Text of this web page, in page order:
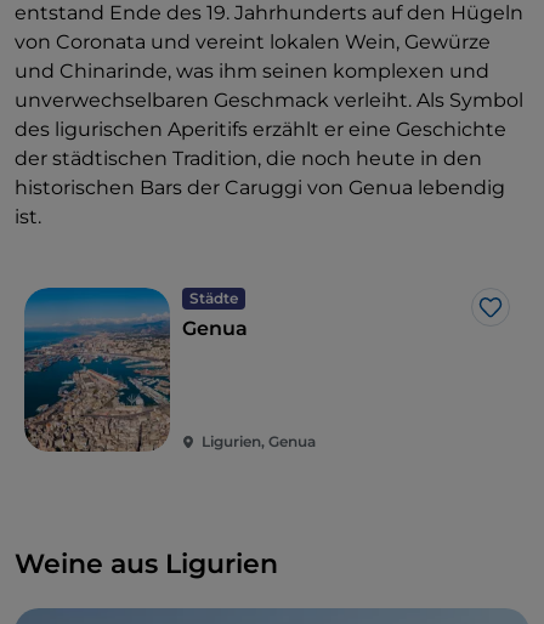
entstand Ende des 19. Jahrhunderts auf den Hügeln
von Coronata und vereint lokalen Wein, Gewürze
und Chinarinde, was ihm seinen komplexen und
unverwechselbaren Geschmack verleiht. Als Symbol
des ligurischen Aperitifs erzählt er eine Geschichte
der städtischen Tradition, die noch heute in den
historischen Bars der Caruggi von Genua lebendig
ist.
Städte
Like
Genua
Ligurien, Genua
Weine aus Ligurien